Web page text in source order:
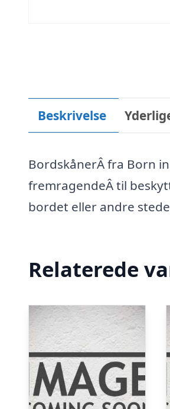
Beskrivelse
BordskånerÂ fra Born
fremragendeÂ til
bordet eller andre
Relaterede